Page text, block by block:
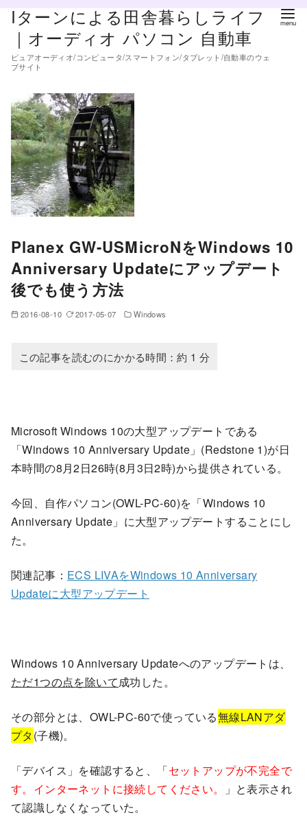
Iターンによる田舎暮らしライフ
｜オーディオ パソコン 自動車
ピュアオーディオ/コンピュータ/スマートフォン/タブレット/自動車のウェ
ブサイト
Planex GW-USMicroNをWindows 10
Anniversary Updateにアップデート
後でも使う方法
2016-08-10 2017-05-07 Windows
Microsoft Windows 10の大型アップデートである
「Windows 10 Anniversary Update」(Redstone 1)が日
本時間の8月2日26時(8月3日2時)から提供されている。
今回、自作パソコン(OWL-PC-60)を「Windows 10
Anniversary Update」に大型アップデートすることにし
た。
関連記事： ECS LIVAをWindows 10 Anniversary
Updateに大型アップデート
Windows 10 Anniversary Updateへのアップデートは、
ただ1つの点を除いて成功した。
その部分とは、OWL-PC-60で使っている無線LANアダ
プタ(子機)。
「デバイス」を確認すると、「セットアップが不完全で
す。インターネットに接続してください。
」と表示され
て認識しなくなっていた。